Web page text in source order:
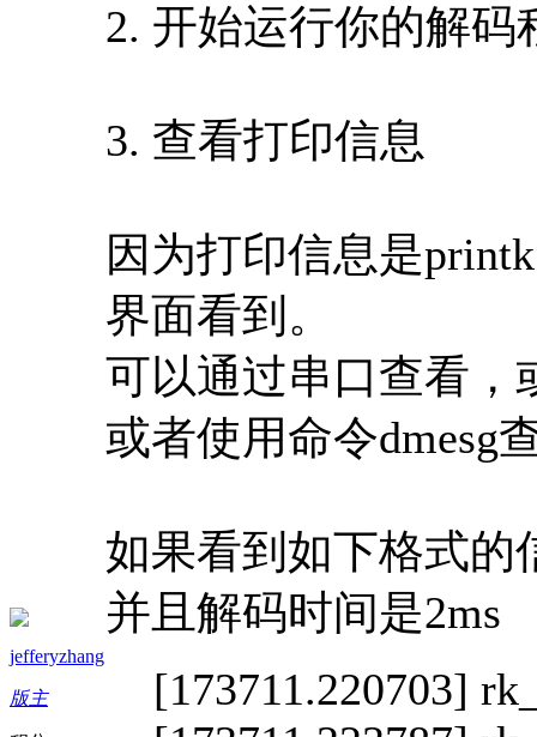
jefferyzhang
版主
2. 开始运行你的解码
3. 查看打印信息
因为打印信息是
界面看到。
可以通过串口查看，
或者使用命令dmesg
如果看到如下格式的
并且解码时间是2ms
[173711.220703]